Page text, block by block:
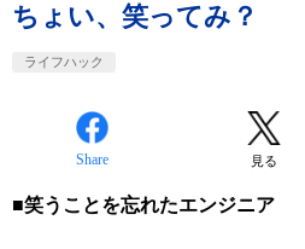
ちょい、笑ってみ？
ライフハック
Share 見る
■笑うことを忘れたエンジニア